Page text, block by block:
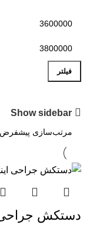
فیلتر
Show sidebar
دستکش جراحی